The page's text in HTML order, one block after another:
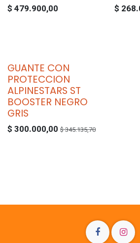
$ 479.900,00 $
GUANTE CON
PROTECCION
ALPINESTARS ST
BOOSTER NEGRO
GRIS
$ 300.000,00 $345.135,70